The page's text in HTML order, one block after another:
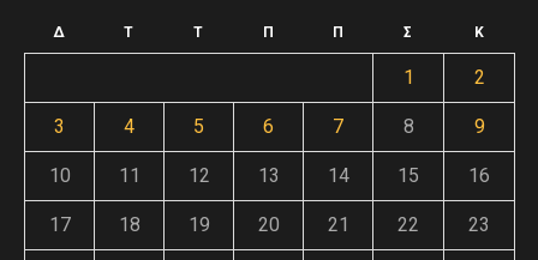
Δ Τ Τ Π Π Σ Κ
1 2
3 4 5 6 7 8 9
10 11 12 13 14 15 16
17 18 19 20 21 22 23